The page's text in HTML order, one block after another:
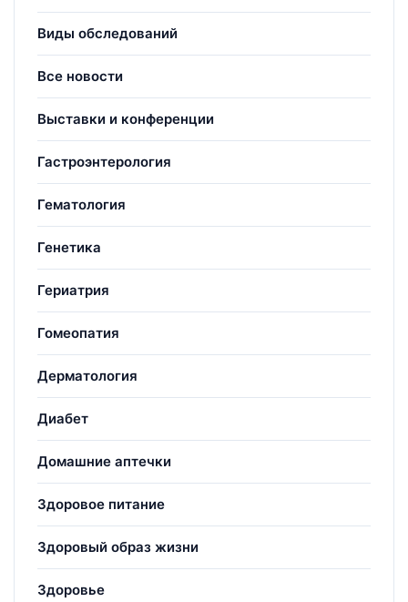
Виды обследований
Все новости
Выставки и конференции
Гастроэнтерология
Гематология
Генетика
Гериатрия
Гомеопатия
Дерматология
Диабет
Домашние аптечки
Здоровое питание
Здоровый образ жизни
Здоровье